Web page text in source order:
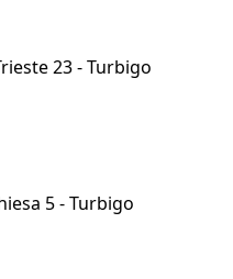
23 - Turbigo
5 - Turbigo